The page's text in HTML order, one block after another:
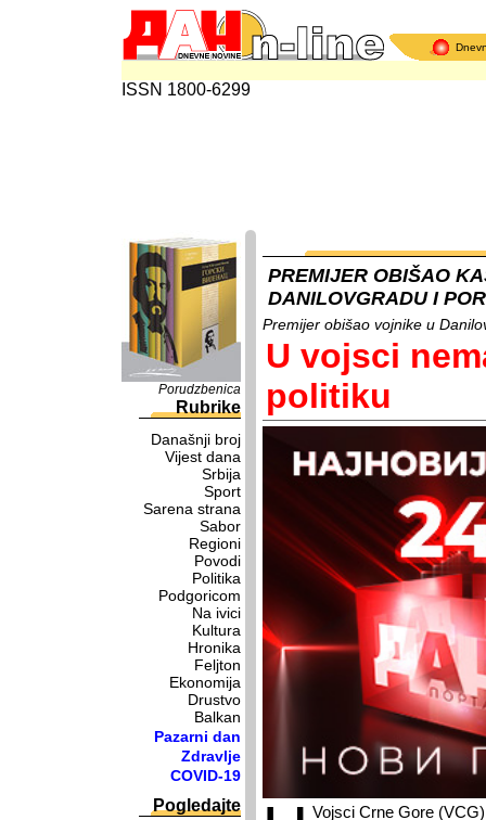
ISSN 1800-6299
Porudzbenica
Rubrike
Današnji broj
Vijest dana
Srbija
Sport
Sarena strana
Sabor
Regioni
Povodi
Politika
Podgoricom
Na ivici
Kultura
Hronika
Feljton
Ekonomija
Drustvo
Balkan
Pazarni dan
Zdravlje
COVID-19
Pogledajte
PREMIJER OBIŠAO
DANILOVGRADU I
Premijer obišao vojnike u
U vojsci
politiku
Vojsci Crne Gore